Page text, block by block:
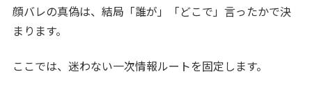
顔バレの真偽は、結局「誰が」「どこで」言ったかで決
まります。
ここでは、迷わない一次情報ルートを固定します。